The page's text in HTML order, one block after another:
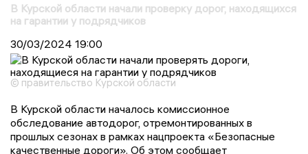
В Курской области начали проверку дорог, находящихся
на гарантии у подрядчиков
30/03/2024 19:00
© правительство Курской области
В Курской области началось комиссионное
обследование автодорог, отремонтированных в
прошлых сезонах в рамках нацпроекта «Безопасные
качественные дороги». Об этом сообщает